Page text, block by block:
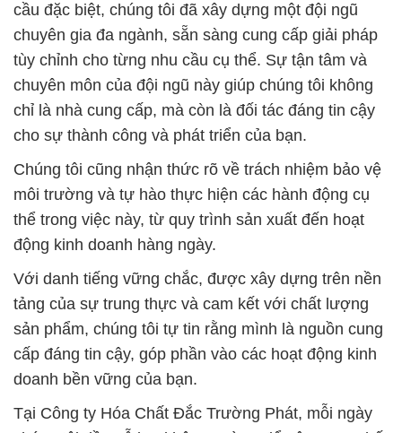
cầu đặc biệt, chúng tôi đã xây dựng một đội ngũ
chuyên gia đa ngành, sẵn sàng cung cấp giải pháp
tùy chỉnh cho từng nhu cầu cụ thể. Sự tận tâm và
chuyên môn của đội ngũ này giúp chúng tôi không
chỉ là nhà cung cấp, mà còn là đối tác đáng tin cậy
cho sự thành công và phát triển của bạn.
Chúng tôi cũng nhận thức rõ về trách nhiệm bảo vệ
môi trường và tự hào thực hiện các hành động cụ
thể trong việc này, từ quy trình sản xuất đến hoạt
động kinh doanh hàng ngày.
Với danh tiếng vững chắc, được xây dựng trên nền
tảng của sự trung thực và cam kết với chất lượng
sản phẩm, chúng tôi tự tin rằng mình là nguồn cung
cấp đáng tin cậy, góp phần vào các hoạt động kinh
doanh bền vững của bạn.
Tại Công ty Hóa Chất Đắc Trường Phát, mỗi ngày